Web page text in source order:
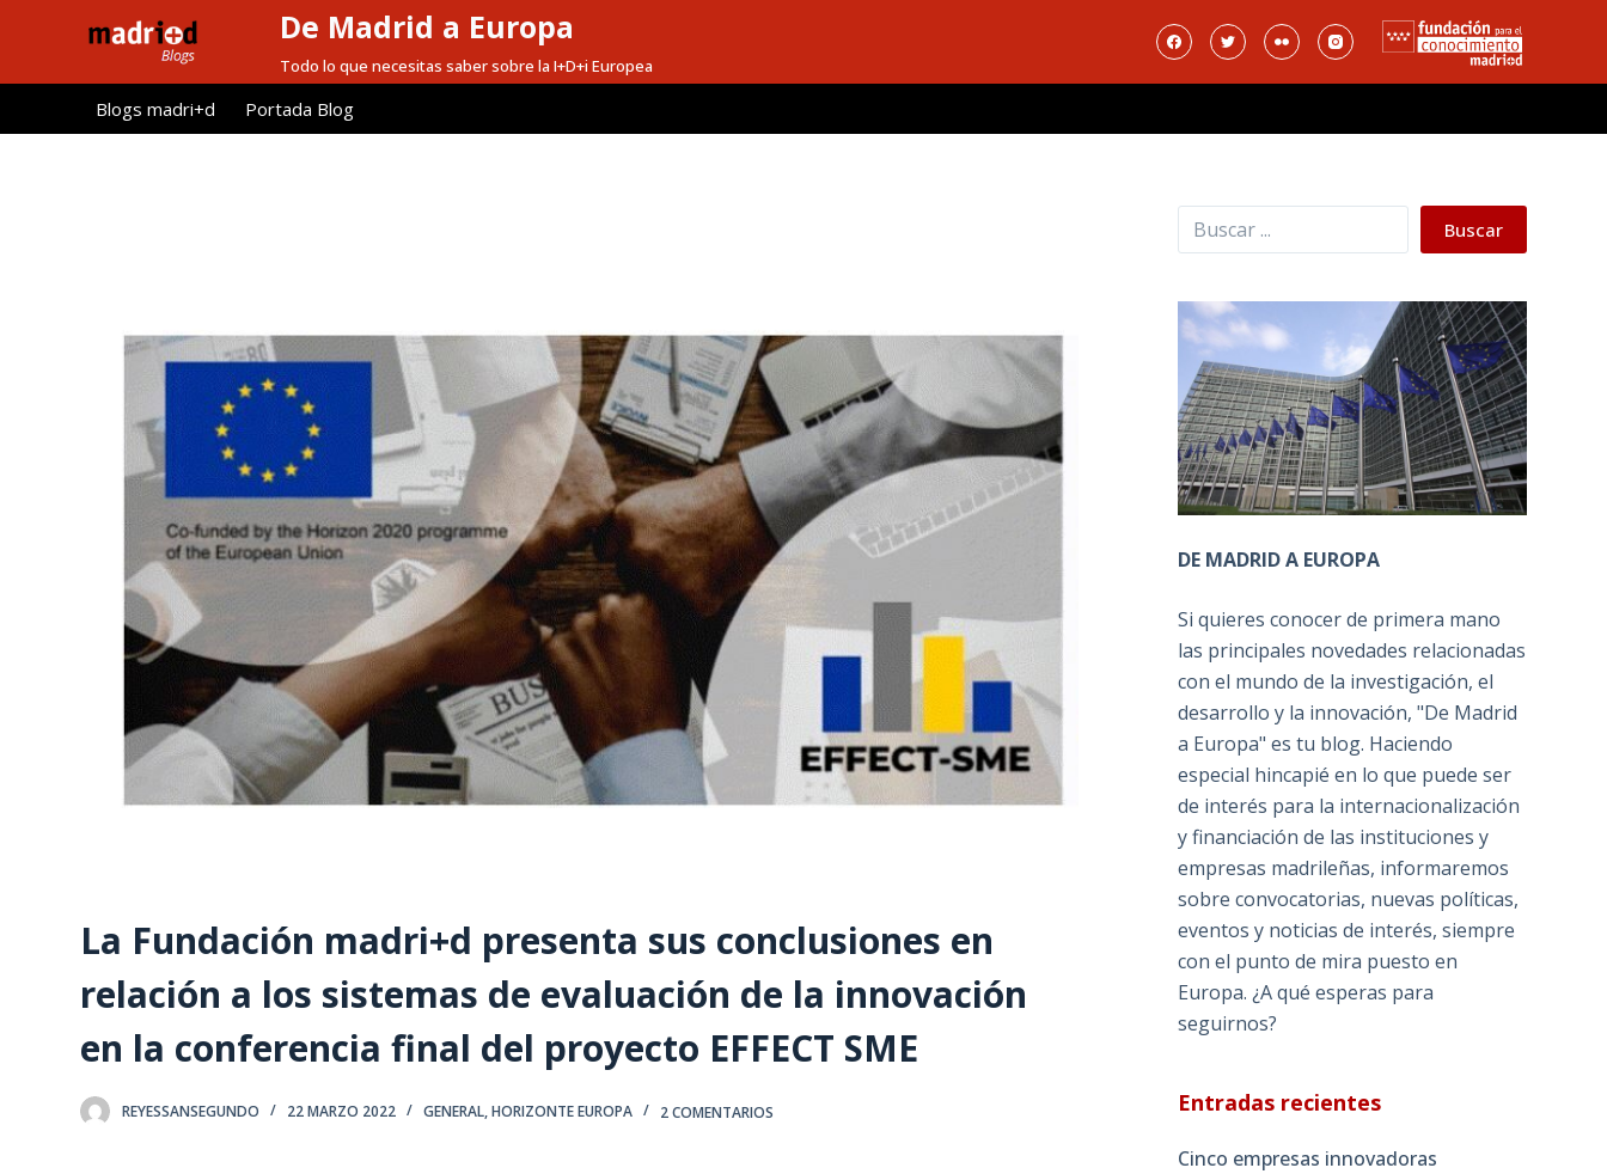
l
De Madrid a Europa
Todo lo que necesitas saber sobre la I+D+i Europea
Blogs madri+d Portada Blog
La Fundación madri+d presenta sus conclusiones en
relación a los sistemas de evaluación de la innovación
en la conferencia final del proyecto EFFECT SME
REYESSANSEGUNDO 22 MARZO 2022 GENERAL,HORIZONTE EUROPA 2 COMENTARIOS
Buscar Buscar
DE MADRID A EUROPA
Si quieres conocer de primera mano
las principales novedades relacionadas
con el mundo de la investigación, el
desarrollo y la innovación, "De Madrid
a Europa" es tu blog. Haciendo
especial hincapié en lo que puede ser
de interés para la internacionalización
y financiación de las instituciones y
empresas madrileñas, informaremos
sobre convocatorias, nuevas políticas,
eventos y noticias de interés, siempre
con el punto de mira puesto en
Europa. ¿A qué esperas para
seguirnos?
Entradas recientes
Cinco empresas innovadoras